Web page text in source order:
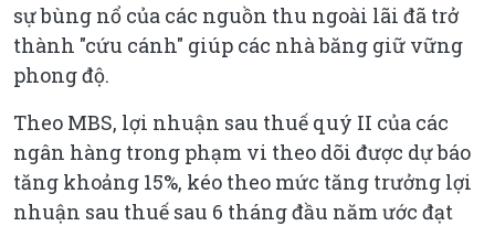
sự bùng nổ của các nguồn thu ngoài lãi đã trở
thành "cứu cánh" giúp các nhà băng giữ vững
phong độ.
Theo MBS, lợi nhuận sau thuế quý II của các
ngân hàng trong phạm vi theo dõi được dự báo
tăng khoảng 15%, kéo theo mức tăng trưởng lợi
nhuận sau thuế sau 6 tháng đầu năm ước đạt